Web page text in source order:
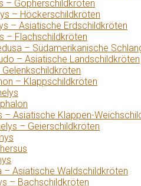
– Gopherschildkröten
– Höckerschildkröten
– Asiatische Erdschildkröten
– Flachschildkröten
– Südamerikanische
– Asiatische Landschildkröten
– Klappschildkröten
– Asiatische Klappen-
– Geierschildkröten
– Asiatische Waldschildkröten
– Bachschildkröten